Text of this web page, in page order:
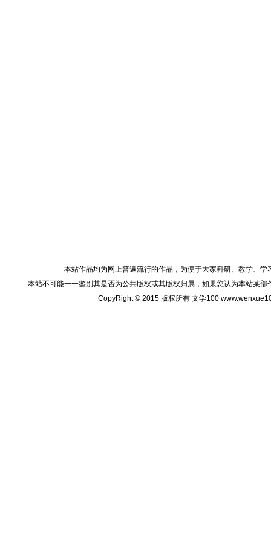
本站作品均为网上普遍流行的作品，为便于大家科研、教学、
本站不可能一一鉴别其是否为公共版权或其版权归属，如果您认为本站某
CopyRight © 2015 版权所有 文学100